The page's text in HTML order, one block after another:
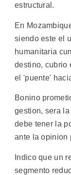
estructural.
En
siendo este el
humanitaria
destino, cubrio
el 'puente'
Bonino
gestion, sera
debe tener la
ante la opinion
Indico que un
segmento